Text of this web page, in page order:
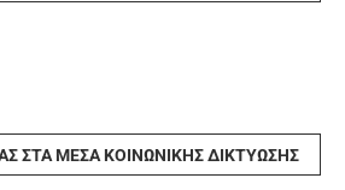
ΣΤΑ ΜΈΣΑ ΚΟΙΝΩΝΙΚΉΣ ΔΙΚΤΎΩΣΗΣ